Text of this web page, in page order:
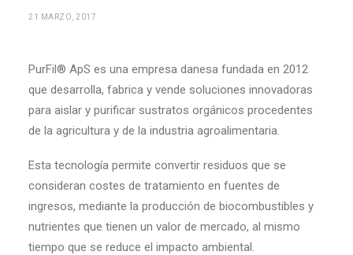
21 MARZO, 2017
PurFil® ApS es una empresa danesa fundada en 2012
que desarrolla, fabrica y vende soluciones innovadoras
para aislar y purificar sustratos orgánicos procedentes
de la agricultura y de la industria agroalimentaria.
Esta tecnología permite convertir residuos que se
consideran costes de tratamiento en fuentes de
ingresos, mediante la producción de biocombustibles y
nutrientes que tienen un valor de mercado, al mismo
tiempo que se reduce el impacto ambiental.